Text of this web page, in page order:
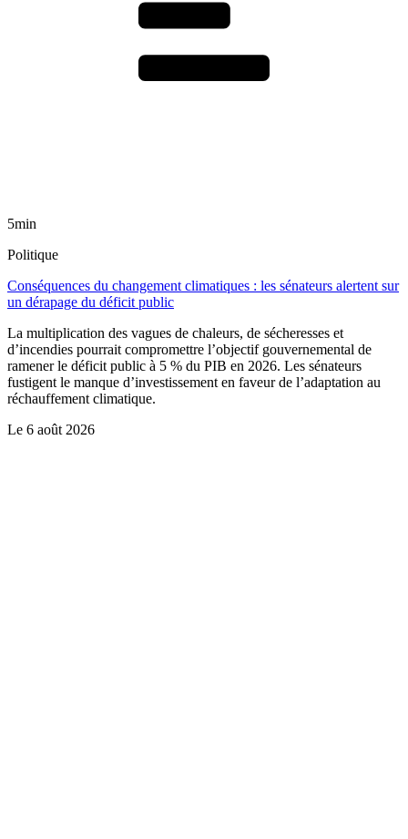
5min
Politique
Conséquences du changement climatiques : les sénateurs alertent sur
un dérapage du déficit public
La multiplication des vagues de chaleurs, de sécheresses et
d’incendies pourrait compromettre l’objectif gouvernemental de
ramener le déficit public à 5 % du PIB en 2026. Les sénateurs
fustigent le manque d’investissement en faveur de l’adaptation au
réchauffement climatique.
Le 6 août 2026